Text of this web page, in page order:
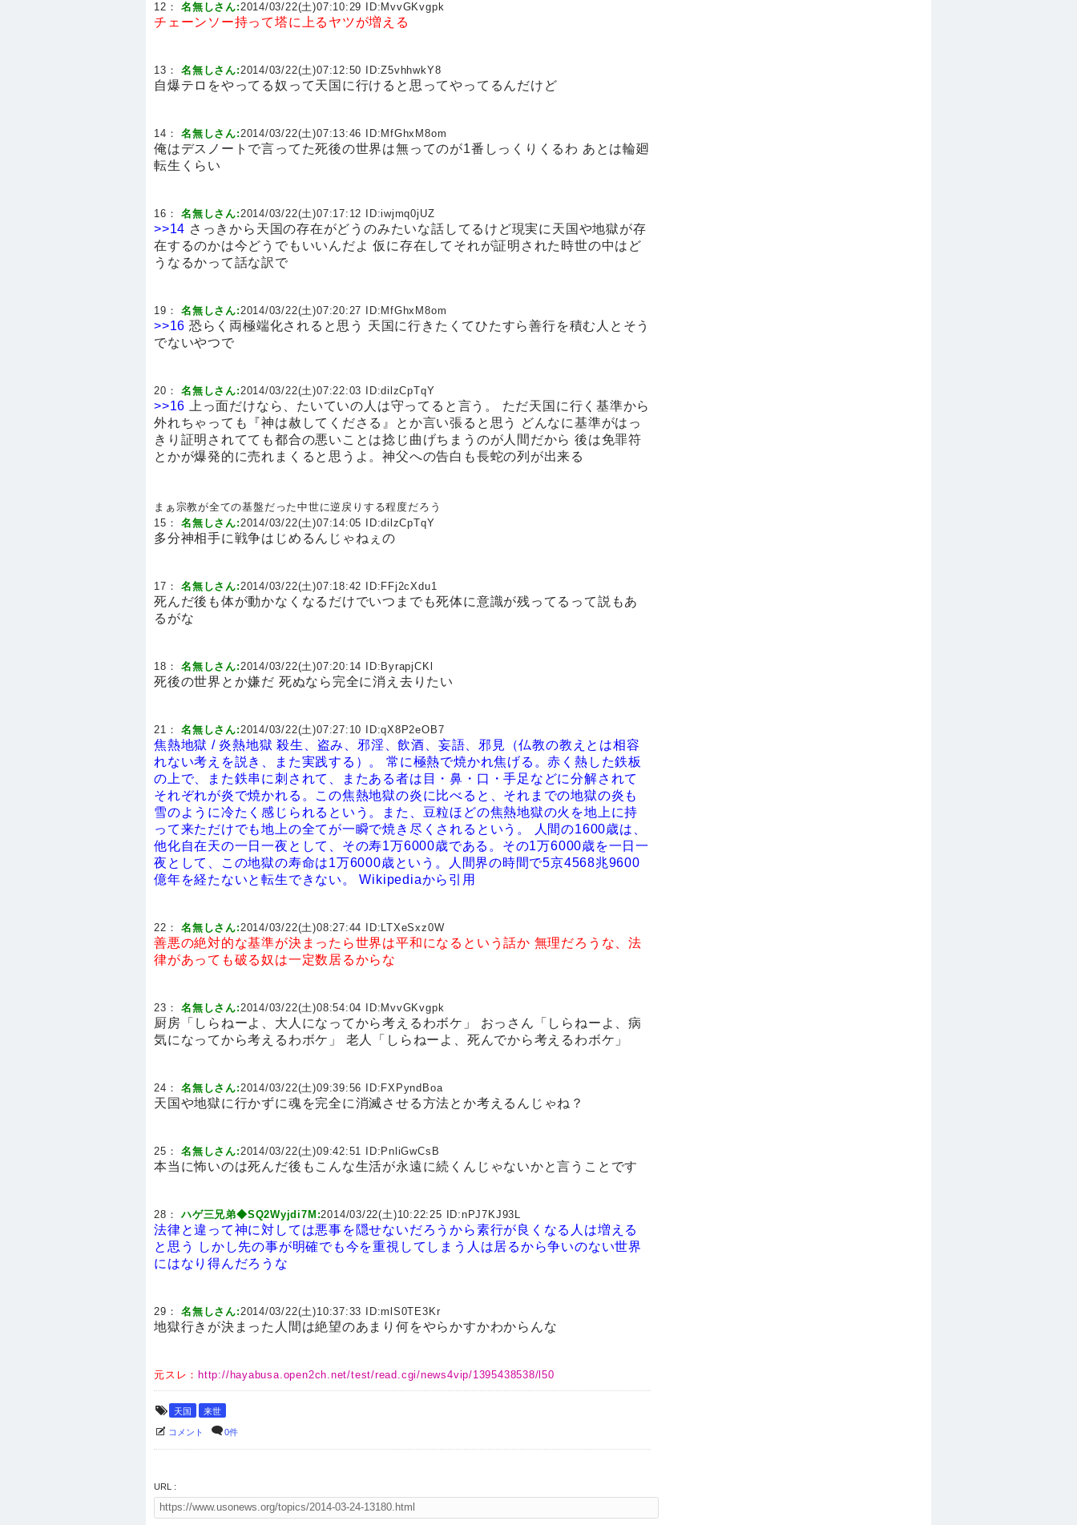
12：名無しさん:2014/03/22(土)07:10:29 ID: MvvGKvgpk
チェーンソー持って塔に上るヤツが増える
13：名無しさん:2014/03/22(土)07:12:50 ID:Z5vhhwkY8
自爆テロをやってる奴って天国に行けると思ってやってるんだけど
14：名無しさん:2014/03/22(土)07:13:46 ID: MfGhxM8om
俺はデスノートで言ってた死後の世界は無ってのが1番しっくりくるわ あとは輪廻
転生くらい
16：名無しさん:2014/03/22(土)07:17:12 ID:iwjmq0jUZ
>>14 さっきから天国の存在がどうのみたいな話してるけど現実に天国や地獄が存
在するのかは今どうでもいいんだよ 仮に存在してそれが証明された時世の中はど
うなるかって話な訳で
19：名無しさん:2014/03/22(土)07:20:27 ID: MfGhxM8om
>>16 恐らく両極端化されると思う 天国に行きたくてひたすら善行を積む人とそう
でないやつで
20：名無しさん:2014/03/22(土)07:22:03 ID:dilzCpTqY
>>16 上っ面だけなら、たいていの人は守ってると言う。 ただ天国に行く基準から
外れちゃっても『神は赦してくださる』とか言い張ると思う どんなに基準がはっ
きり証明されてても都合の悪いことは捻じ曲げちまうのが人間だから 後は免罪符
とかが爆発的に売れまくると思うよ。神父への告白も長蛇の列が出来る
まぁ宗教が全ての基盤だった中世に逆戻りする程度だろう
15：名無しさん:2014/03/22(土)07:14:05 ID:dilzCpTqY
多分神相手に戦争はじめるんじゃねぇの
17：名無しさん:2014/03/22(土)07:18:42 ID: FFj2cXdu1
死んだ後も体が動かなくなるだけでいつまでも死体に意識が残ってるって説もあ
るがな
18：名無しさん:2014/03/22(土)07:20:14 ID: ByrapjCKl
死後の世界とか嫌だ 死ぬなら完全に消え去りたい
21：名無しさん:2014/03/22(土)07:27:10 ID:qX8P2eOB7
焦熱地獄 / 炎熱地獄 殺生、盗み、邪淫、飲酒、妄語、邪見（仏教の教えとは相容
れない考えを説き、また実践する）。
常に極熱で焼かれ焦げる。赤く熱した鉄板
の上で、また鉄串に刺されて、またある者は目・鼻・口・手足などに分解されて
それぞれが炎で焼かれる。この焦熱地獄の炎に比べると、それまでの地獄の炎も
雪のように冷たく感じられるという。また、豆粒ほどの焦熱地獄の火を地上に持
って来ただけでも地上の全てが一瞬で焼き尽くされるという。
人間の1600歳は、
他化自在天の一日一夜として、その寿1万6000歳である。その1万6000歳を一日一
夜として、この地獄の寿命は1万6000歳という。人間界の時間で5京4568兆9600
億年を経たないと転生できない。
Wikipediaから引用
22：名無しさん:2014/03/22(土)08:27:44 ID: LTXeSxz0W
善悪の絶対的な基準が決まったら世界は平和になるという話か 無理だろうな、法
律があっても破る奴は一定数居るからな
23：名無しさん:2014/03/22(土)08:54:04 ID: MvvGKvgpk
厨房「しらねーよ、大人になってから考えるわボケ」 おっさん「しらねーよ、病
気になってから考えるわボケ」 老人「しらねーよ、死んでから考えるわボケ」
24：名無しさん:2014/03/22(土)09:39:56 ID: FXPyndBoa
天国や地獄に行かずに魂を完全に消滅させる方法とか考えるんじゃね？
25：名無しさん:2014/03/22(土)09:42:51 ID: PnliGwCsB
本当に怖いのは死んだ後もこんな生活が永遠に続くんじゃないかと言うことです
28：ハゲ三兄弟◆SQ2Wyjdi7M:2014/03/22(土)10:22:25 ID:nPJ7KJ93L
法律と違って神に対しては悪事を隠せないだろうから素行が良くなる人は増える
と思う
しかし先の事が明確でも今を重視してしまう人は居るから争いのない世界
にはなり得んだろうな
29：名無しさん:2014/03/22(土)10:37:33 ID:mlS0TE3Kr
地獄行きが決まった人間は絶望のあまり何をやらかすかわからんな
元スレ： http://hayabusa.open2ch.net/test/read.cgi/news4vip/1395438538/l50
天国 来世
コメント 0件
URL :